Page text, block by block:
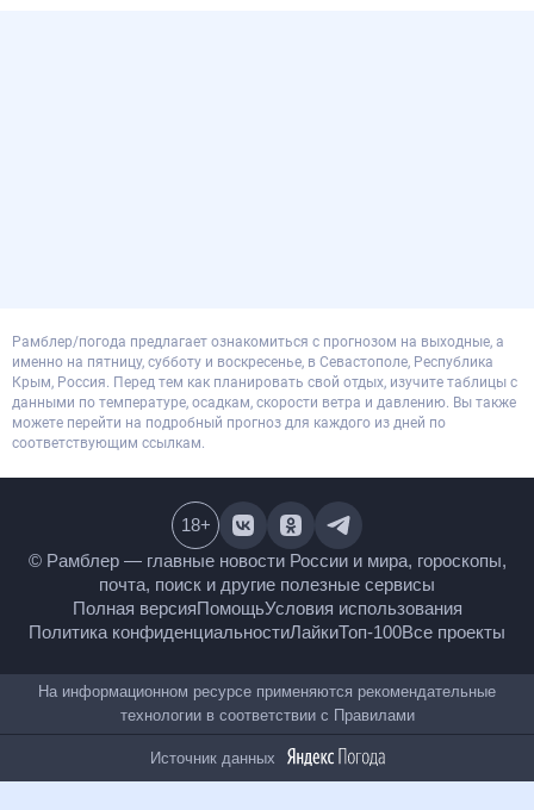
Рамблер/погода предлагает ознакомиться с прогнозом на выходные, а
именно на пятницу, субботу и воскресенье, в Севастополе, Республика
Крым, Россия. Перед тем как планировать свой отдых, изучите таблицы с
данными по температуре, осадкам, скорости ветра и давлению. Вы также
можете перейти на подробный прогноз для каждого из дней по
соответствующим ссылкам.
© Рамблер — главные новости России и мира,
гороскопы, почта, поиск и другие полезные сервисы
Полная версияПомощьУсловия использования
Политика конфиденциальностиЛайкиТоп-100
18+
На информационном ресурсе применяются
рекомендательные технологии в соответствии сПравилами
Источник данных